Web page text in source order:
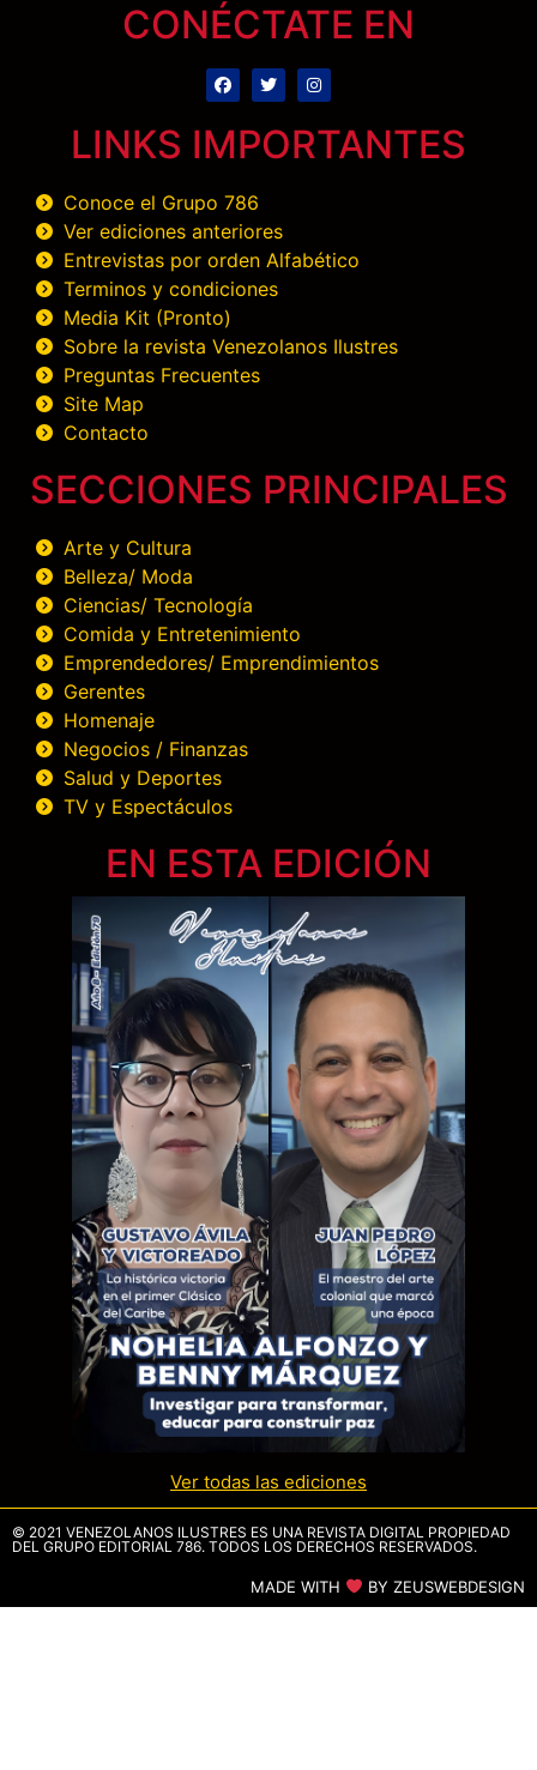
CONÉCTATE EN
LINKS IMPORTANTES
Conoce el Grupo 786
Ver ediciones anteriores
Entrevistas por orden Alfabético
Terminos y condiciones
Media Kit (Pronto)
Sobre la revista Venezolanos Ilustres
Preguntas Frecuentes
Site Map
Contacto
SECCIONES PRINCIPALES
Arte y Cultura
Belleza/ Moda
Ciencias/ Tecnología
Comida y Entretenimiento
Emprendedores/ Emprendimientos
Gerentes
Homenaje
Negocios / Finanzas
Salud y Deportes
TV y Espectáculos
EN ESTA EDICIÓN
Ver todas las ediciones
© 2021 VENEZOLANOS ILUSTRES ES UNA REVISTA DIGITAL PROPIEDAD
DEL GRUPO EDITORIAL 786. TODOS LOS DERECHOS RESERVADOS.
MADE WITH BY ZEUSWEBDESIGN